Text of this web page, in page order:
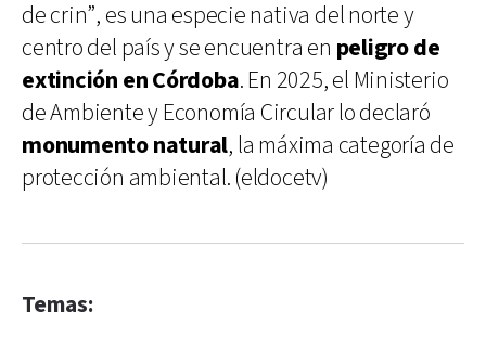
de crin”, es una especie nativa del norte y
centro del país y se encuentra en peligro de
extinción en Córdoba. En 2025, el Ministerio
de Ambiente y Economía Circular lo declaró
monumento natural, la máxima categoría de
protección ambiental. (eldocetv)
Temas: